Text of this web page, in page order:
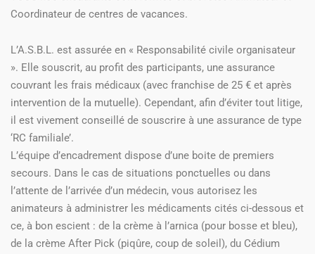
Coordinateur de centres de vacances.
L’A.S.B.L. est assurée en « Responsabilité civile organisateur
». Elle souscrit, au profit des participants, une assurance
couvrant les frais médicaux (avec franchise de 25 € et après
intervention de la mutuelle). Cependant, afin d’éviter tout litige,
il est vivement conseillé de souscrire à une assurance de type
‘RC familiale’.
L’équipe d’encadrement dispose d’une boite de premiers
secours. Dans le cas de situations ponctuelles ou dans
l’attente de l’arrivée d’un médecin, vous autorisez les
animateurs à administrer les médicaments cités ci-dessous et
ce, à bon escient : de la crème à l’arnica (pour bosse et bleu),
de la crème After Pick (piqûre, coup de soleil), du Cédium